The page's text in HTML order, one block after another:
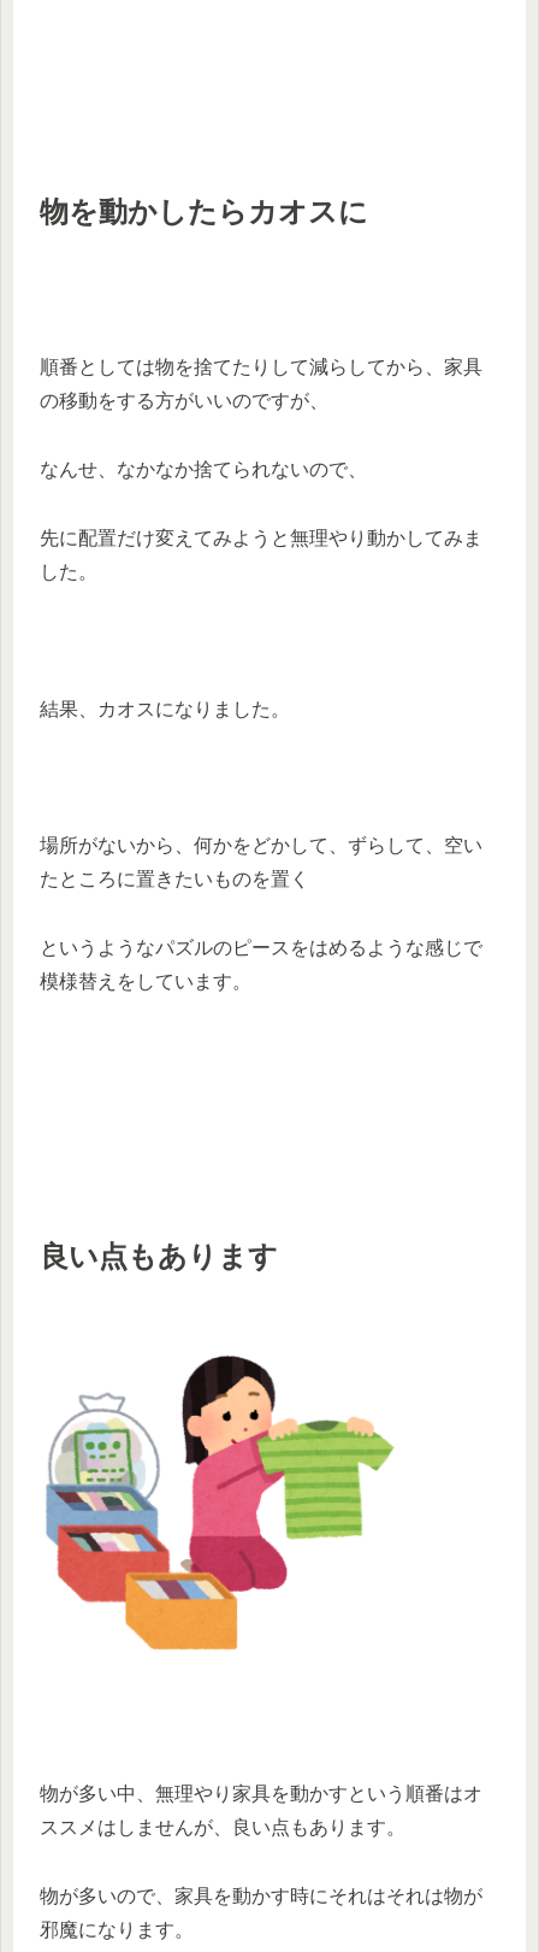
物を動かしたらカオスに
順番としては物を捨てたりして減らしてから、家具
の移動をする方がいいのですが、
なんせ、なかなか捨てられないので、
先に配置だけ変えてみようと無理やり動かしてみま
した。
結果、カオスになりました。
場所がないから、何かをどかして、ずらして、空い
たところに置きたいものを置く
というようなパズルのピースをはめるような感じで
模様替えをしています。
良い点もあります
物が多い中、無理やり家具を動かすという順番はオ
ススメはしませんが、良い点もあります。
物が多いので、家具を動かす時にそれはそれは物が
邪魔になります。